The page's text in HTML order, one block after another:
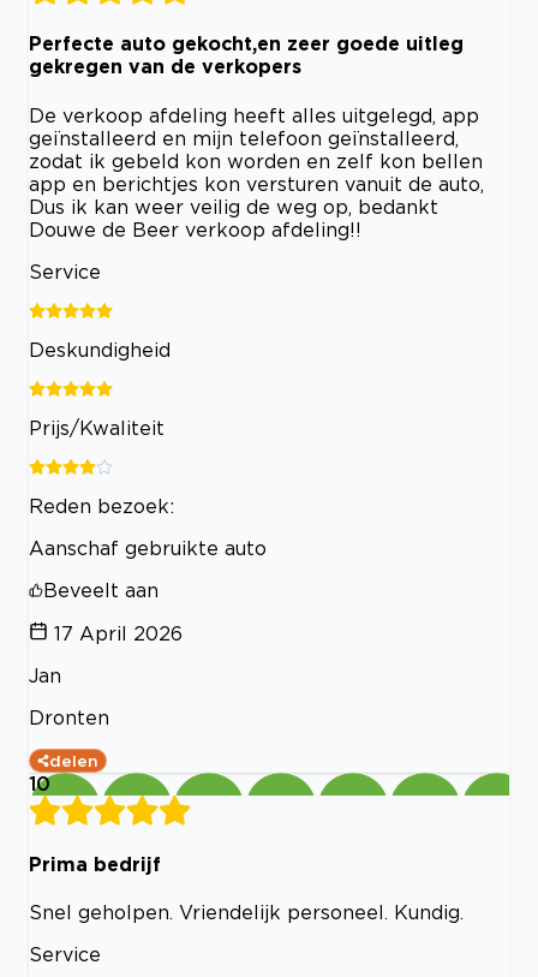
Perfecte auto gekocht,en zeer goede uitleg
gekregen van de verkopers
De verkoop afdeling heeft alles uitgelegd, app
geïnstalleerd en mijn telefoon geïnstalleerd,
zodat ik gebeld kon worden en zelf kon bellen
app en berichtjes kon versturen vanuit de auto,
Dus ik kan weer veilig de weg op, bedankt
Douwe de Beer verkoop afdeling!!
Service
Deskundigheid
Prijs/Kwaliteit
Reden bezoek:
Aanschaf gebruikte auto
Beveelt aan
17 April 2026
Jan
Dronten
delen
10
Prima bedrijf
Snel geholpen. Vriendelijk personeel. Kundig.
Service